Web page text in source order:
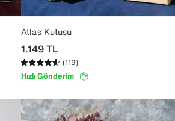
Atlas Kutusu
1.149TL
(119)
Hızlı Gönderim